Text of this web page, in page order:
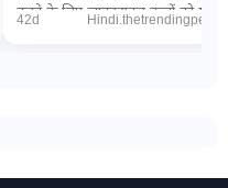
करने के लिए जानबूझकर बच्चों को मार
42d